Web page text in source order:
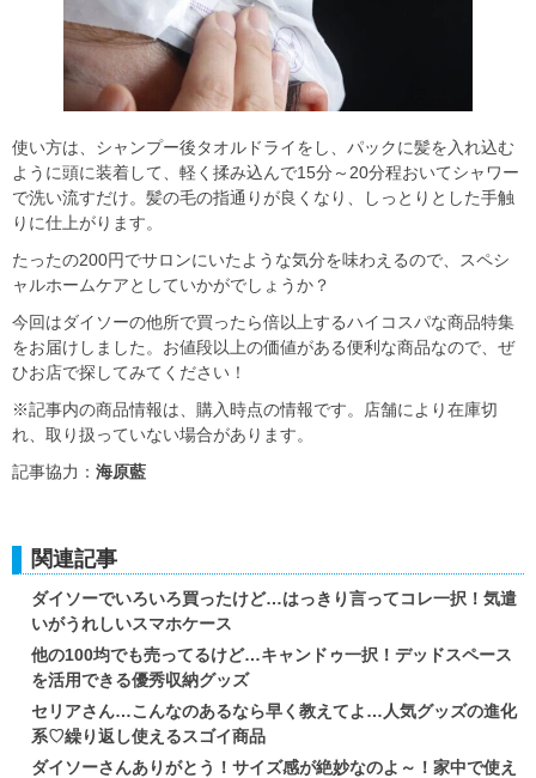
使い方は、シャンプー後タオルドライをし、パックに髪を入れ込む
ように頭に装着して、軽く揉み込んで15分～20分程おいてシャワー
で洗い流すだけ。髪の毛の指通りが良くなり、しっとりとした手触
りに仕上がります。
たったの200円でサロンにいたような気分を味わえるので、スペシ
ャルホームケアとしていかがでしょうか？
今回はダイソーの他所で買ったら倍以上するハイコスパな商品特集
をお届けしました。お値段以上の価値がある便利な商品なので、ぜ
ひお店で探してみてください！
※記事内の商品情報は、購入時点の情報です。店舗により在庫切
れ、取り扱っていない場合があります。
記事協力： 海原藍
関連記事
ダイソーでいろいろ買ったけど…はっきり言ってコレ一択！気遣
いがうれしいスマホケース
他の100均でも売ってるけど…キャンドゥ一択！デッドスペース
を活用できる優秀収納グッズ
セリアさん…こんなのあるなら早く教えてよ…人気グッズの進化
系♡繰り返し使えるスゴイ商品
ダイソーさんありがとう！サイズ感が絶妙なのよ～！家中で使え